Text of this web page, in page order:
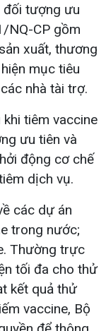
đối tượng ưu
NQ-CP gồm
xuất, thương
mục tiêu
nhà tài trợ.
tiêm vaccine
ưu tiên và
động cơ chế
dịch vụ.
các dự án
trong nước;
Thường trực
tối đa cho thử
kết quả thử
vaccine, Bộ